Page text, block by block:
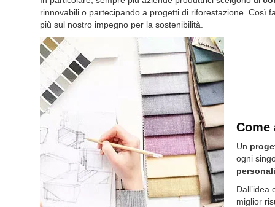
rinnovabili o partecipando a progetti di riforestazione. Così
più sul nostro impegno per la sostenibilità
Come
Un
ogni
miglior